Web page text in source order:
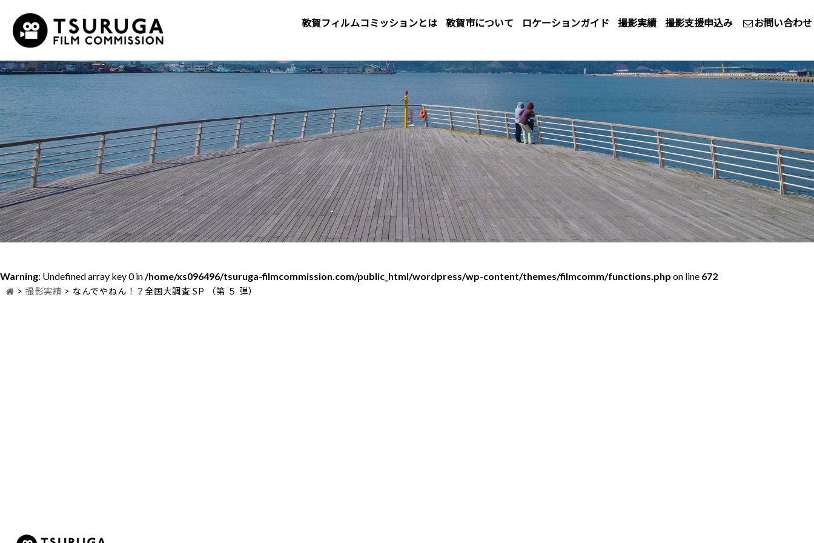
敦賀フィルムコミッションとは 敦賀市について ロケーションガイド 撮影実績 撮影支援申込み お問い合わせ
Warning: Undefined array key 0 in/home/xs096496/tsuruga-filmcommission.com/public_html/wordpress/wp-content/themes/filmcomm/functions.php on line 672
> 撮影実績 > なんでやねん！？全国大調査 SP （第 ５ 弾）